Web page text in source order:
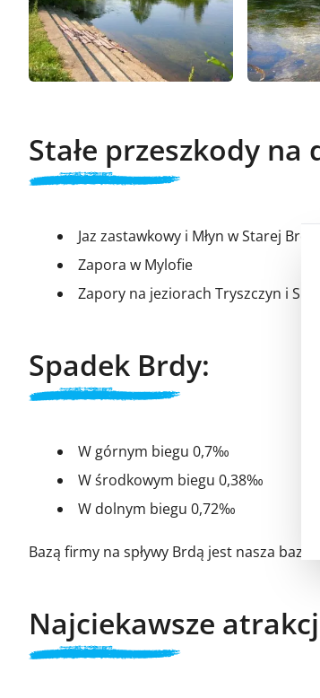
Stałe przeszkody na
Jaz zastawkowy i Młyn w Starej Brdzie
Zapora w Mylofie
Zapory na jeziorach Tryszczyn i
Spadek Brdy:
W górnym biegu 0,7‰
W środkowym biegu 0,38‰
W dolnym biegu 0,72‰
Bazą firmy na spływy Brdą jest nasza baza
Najciekawsze